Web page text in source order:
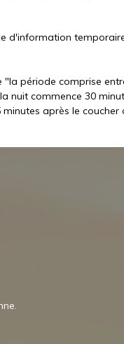
d'information
période comprise
nuit commence 30
après le